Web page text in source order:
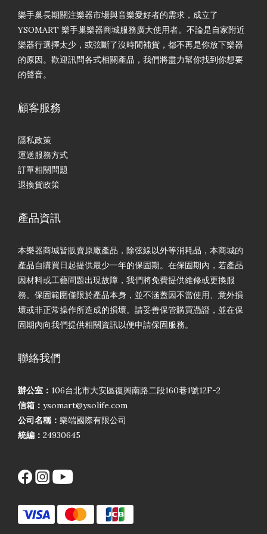
樂手巢長期關注樂器市場與音樂愛好者的需求，成立了
YSOMART 樂手巢樂器商城服務廣大使用者。不論是自家附近
樂器行選擇太少，或弦斷了沒時間補貨，都不再是你放下樂器
的原因。歡迎訊問各式相關產品，我們將盡力幫你找到你想要
的聲音。
顧客服務
隱私政策
運送服務方式
訂單相關問題
退換貨政策
產品資訊
本樂器商城皆販賣原廠產品，除弦線以外等消耗品，本商城的
產品自購買日起提供最少一年的保固期。在保固期內，若產品
因材料或工藝問題出現故障，我們將免費提供維修或更換服
務。保固範圍僅限於產品本身，並不涵蓋因不當使用、意外損
壞或非正常操作所造成的損壞。請妥善保管購買憑證，並在保
固期內向我們提供相關資訊以便申請保固服務。
聯絡我們
辦公室： 106台北市大安區復興南路二段160巷1號12F-2
信箱： ysomart@ysolife.com
公司名稱： 樂端國際有限公司
統編： 24930645